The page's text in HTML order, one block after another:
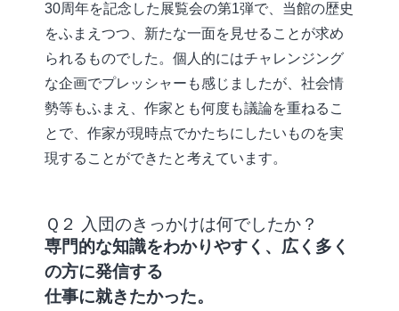
30周年を記念した展覧会の第1弾で、当館の歴史
をふまえつつ、新たな一面を見せることが求め
られるものでした。個人的にはチャレンジング
な企画でプレッシャーも感じましたが、社会情
勢等もふまえ、作家とも何度も議論を重ねるこ
とで、作家が現時点でかたちにしたいものを実
現することができたと考えています。
Ｑ２ 入団のきっかけは何でしたか？
専門的な知識をわかりやすく、広く多く
の方に発信する
仕事に就きたかった。